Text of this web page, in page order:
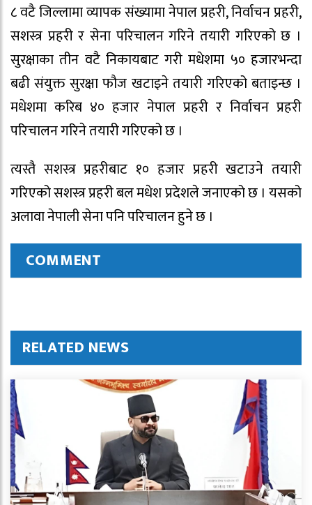
८ वटै जिल्लामा व्यापक संख्यामा नेपाल प्रहरी, निर्वाचन प्रहरी,
सशस्त्र प्रहरी र सेना परिचालन गरिने तयारी गरिएको छ ।
सुरक्षाका तीन वटै निकायबाट गरी मधेशमा ५० हजारभन्दा
बढी संयुक्त सुरक्षा फौज खटाइने तयारी गरिएको बताइन्छ ।
मधेशमा करिब ४० हजार नेपाल प्रहरी र निर्वाचन प्रहरी
परिचालन गरिने तयारी गरिएको छ ।
त्यस्तै सशस्त्र प्रहरीबाट १० हजार प्रहरी खटाउने तयारी
गरिएको सशस्त्र प्रहरी बल मधेश प्रदेशले जनाएको छ । यसको
अलावा नेपाली सेना पनि परिचालन हुने छ ।
COMMENT
RELATED NEWS